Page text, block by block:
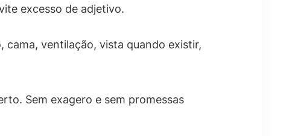
excesso de adjetivo.
cama, ventilação, vista quando existir,
Sem exagero e sem promessas